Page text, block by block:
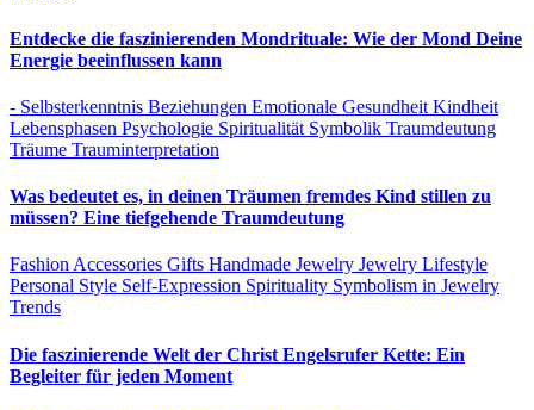
Entdecke die faszinierenden Mondrituale: Wie der Mond Deine
Energie beeinflussen kann
- Selbsterkenntnis Beziehungen Emotionale Gesundheit Kindheit
Lebensphasen Psychologie Spiritualität Symbolik Traumdeutung
Träume Trauminterpretation
Was bedeutet es, in deinen Träumen fremdes Kind stillen zu
müssen? Eine tiefgehende Traumdeutung
Fashion Accessories Gifts Handmade Jewelry Jewelry Lifestyle
Personal Style Self-Expression Spirituality Symbolism in Jewelry
Trends
Die faszinierende Welt der Christ Engelsrufer Kette: Ein
Begleiter für jeden Moment